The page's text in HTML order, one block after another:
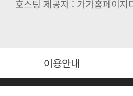
호스팅 제공자 : 가가홈페이지
이용안내